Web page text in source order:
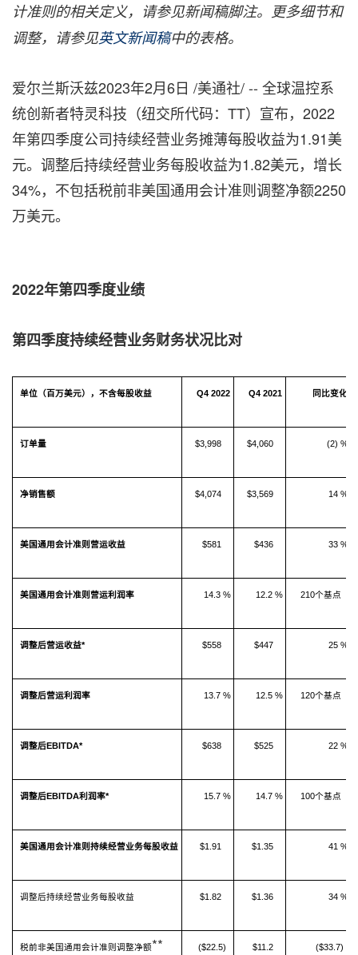
计准则的相关定义，请参见新闻稿脚注。更多细节和
调整，请参见英文新闻稿中的表格。
爱尔兰斯沃兹2023年2月6日 /美通社/ -- 全球温控系
统创新者特灵科技（纽交所代码：TT）宣布，2022
年第四季度公司持续经营业务摊薄每股收益为1.91美
元。调整后持续经营业务每股收益为1.82美元，增长
34%，不包括税前非美国通用会计准则调整净额2250
万美元。
2022年第四季度业绩
第四季度持续经营业务财务状况比对
单位（百万美元），不含每股收益 Q4 2022 Q4 2021 同比变化
订单量 $3,998 $4,060 (2) %
净销售额 $4,074 $3,569 14 %
美国通用会计准则营运收益 $581 $436 33 %
美国通用会计准则营运利润率 14.3 % 12.2 % 210个基点
调整后营运收益* $558 $447 25 %
调整后营运利润率 13.7 % 12.5 % 120个基点
调整后EBITDA* $638 $525 22 %
调整后EBITDA利润率* 15.7 % 14.7 % 100个基点
美国通用会计准则持续经营业务每股收益 $1.91 $1.35 41 %
调整后持续经营业务每股收益 $1.82 $1.36 34 %
税前非美国通用会计准则调整净额** ($22.5) $11.2 ($33.7)